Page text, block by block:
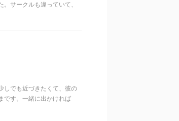
サークルも違っていて、
しでも近づきたくて、彼の
です。一緒に出かければ